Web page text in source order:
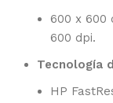
600 x 600
600 dpi.
Tecnología
HP